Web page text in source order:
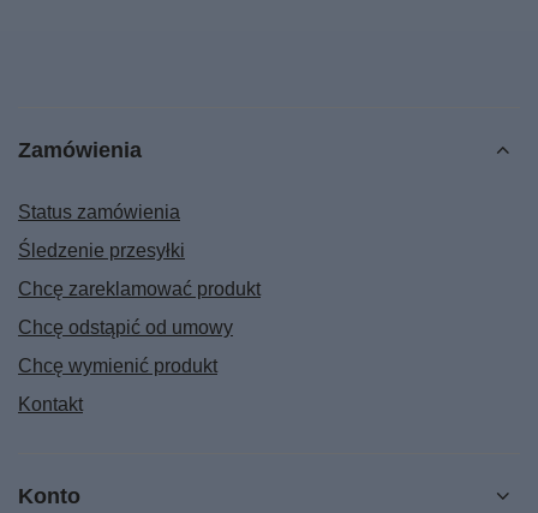
Zamówienia
Status zamówienia
Śledzenie przesyłki
Chcę zareklamować produkt
Chcę odstąpić od umowy
Chcę wymienić produkt
Kontakt
Konto